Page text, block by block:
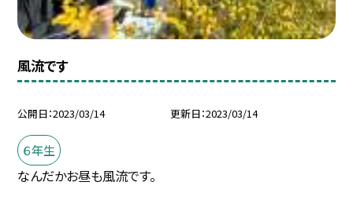
風流です
公開日 2023/03/14 更新日 2023/03/14
６年生
なんだかお昼も風流です。